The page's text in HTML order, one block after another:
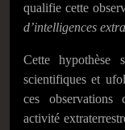
qualifie cette
d’intelligences
Cette
scientifiques et
ces observations
activité